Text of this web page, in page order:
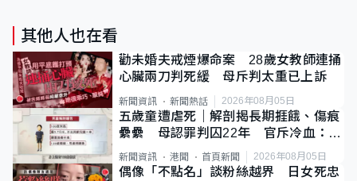
其他人也在看
勸未婚夫戒煙爆命案 28歲女教師連捅
心臟兩刀判死緩 母斥判太重已上訴
新聞資訊 新聞熱話 2026年08月05日
五歲童遭虐死｜解剖揭長期捱餓、傷痕
纍纍 母認罪判囚22年 官斥冷血：同
類案最惡劣
新聞資訊 港聞 首頁新聞 2026年08月05日
偶像「不點名」談粉絲越界 日女死忠